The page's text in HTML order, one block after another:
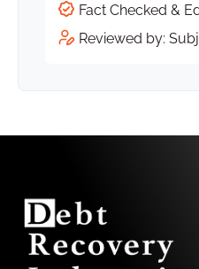
Fact Checked &
Reviewed by: